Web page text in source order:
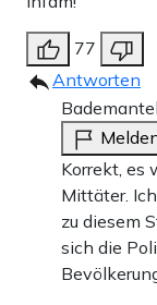
77
Antworten
Korrekt, es
Mittäter.
zu diesem
sich die